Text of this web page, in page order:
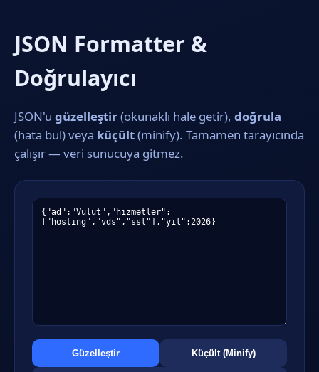
JSON Formatter &
Doğrulayıcı
JSON'u güzelleştir(okunaklı hale getir), doğrula
(hata bul) veya küçült(minify). Tamamen tarayıcında
çalışır — veri sunucuya gitmez.
Güzelleştir Küçült (Minify)